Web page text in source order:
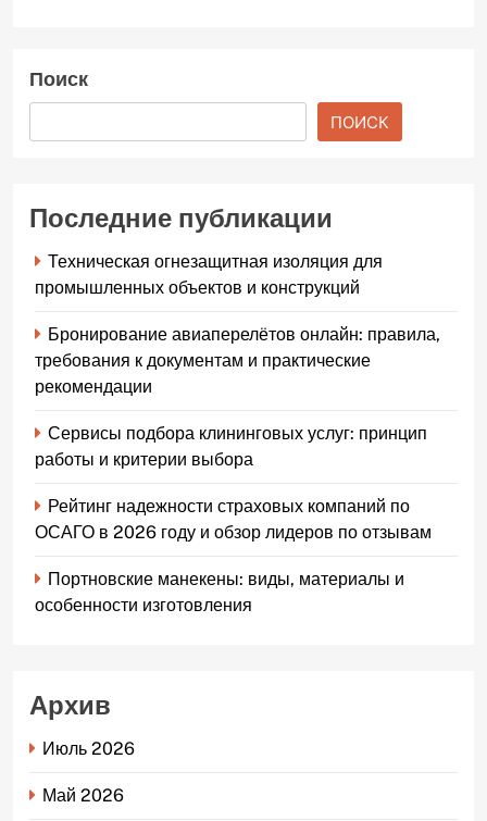
Поиск
ПОИСК
Последние публикации
Техническая огнезащитная изоляция для
промышленных объектов и конструкций
Бронирование авиаперелётов онлайн: правила,
требования к документам и практические
рекомендации
Сервисы подбора клининговых услуг: принцип
работы и критерии выбора
Рейтинг надежности страховых компаний по
ОСАГО в 2026 году и обзор лидеров по отзывам
Портновские манекены: виды, материалы и
особенности изготовления
Архив
Июль 2026
Май 2026